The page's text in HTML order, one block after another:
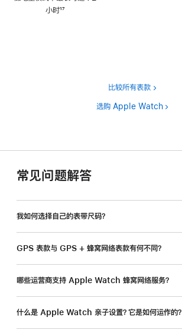
小时17
比较所有表款
选购 Apple Watch
常见问题解答
我如何选择自己的表带尺码？
GPS 表款与 GPS + 蜂窝网络表款有何不同？
哪些运营商支持 Apple Watch 蜂窝网络服务？
什么是 Apple Watch 亲子设置？它是如何运作的？